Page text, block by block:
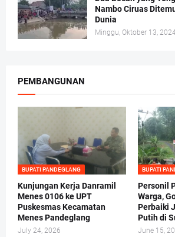
Nambo Ciruas
Dunia
Minggu, Oktober 13,
PEMBANGUNAN
BUPATI PANDEGLANG
Kunjungan Kerja Danramil
Menes 0106 ke UPT
Puskesmas Kecamatan
Menes Pandeglang
July 24, 2026
BUPATI
Personil
Warga,
Perbaiki
Putih di
June 15,